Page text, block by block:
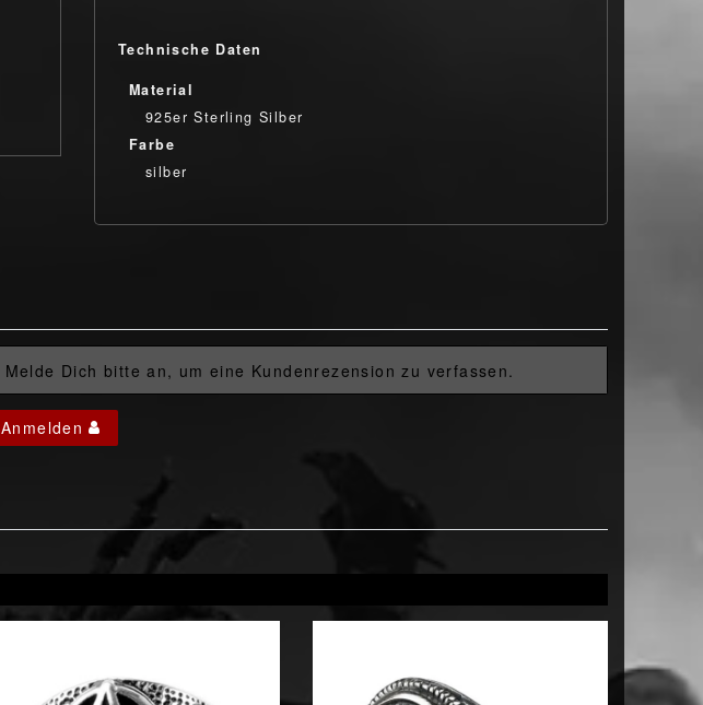
Technische Daten
Material
925er Sterling Silber
Farbe
silber
Melde Dich bitte an, um eine Kundenrezension zu verfassen.
Anmelden